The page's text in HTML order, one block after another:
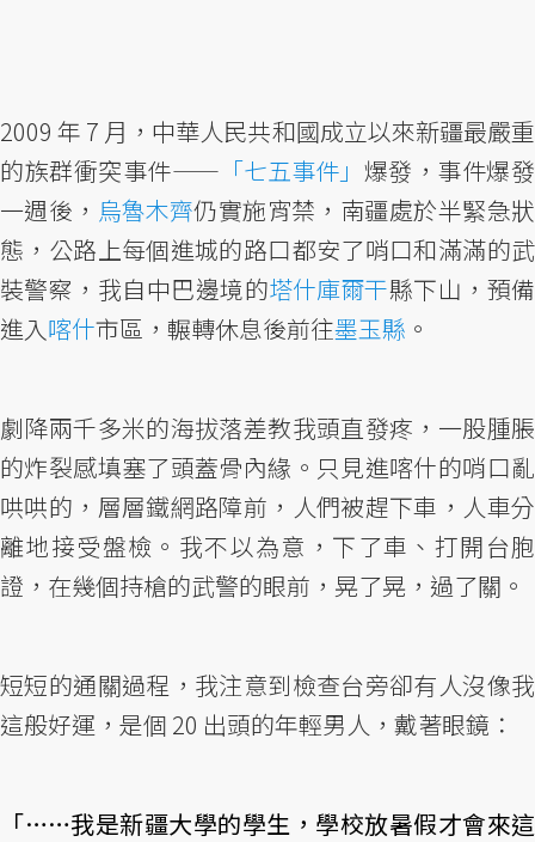
2009 年 7 月，中華人民共和國成立以來新疆最嚴重
的族群衝突事件—— 「七五事件」 爆發，事件爆發
一週後， 烏魯木齊仍實施宵禁，南疆處於半緊急狀
態，公路上每個進城的路口都安了哨口和滿滿的武
裝警察，我自中巴邊境的塔什庫爾干縣下山，預備
進入喀什市區，輾轉休息後前往墨玉縣 。
劇降兩千多米的海拔落差教我頭直發疼，一股腫脹
的炸裂感填塞了頭蓋骨內緣。只見進喀什的哨口亂
哄哄的，層層鐵網路障前，人們被趕下車，人車分
離地接受盤檢。我不以為意，下了車、打開台胞
證，在幾個持槍的武警的眼前，晃了晃，過了關。
短短的通關過程，我注意到檢查台旁卻有人沒像我
這般好運，是個 20 出頭的年輕男人，戴著眼鏡：
「……我是新疆大學的學生，學校放暑假才會來這